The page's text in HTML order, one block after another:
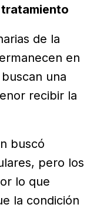
de la
en
una
recibir la
buscó
pero los
lo que
la condición